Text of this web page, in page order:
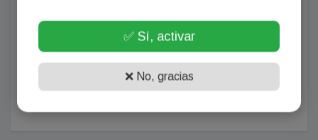
POSTEAR COMENTARIO
✅ Sí, activar
❌ No, gracias